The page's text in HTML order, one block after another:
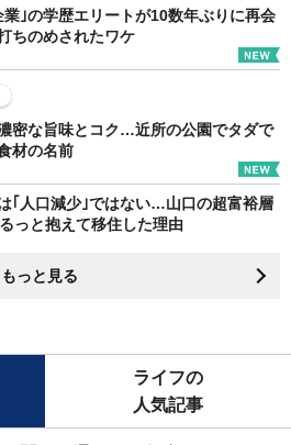
｣の学歴エリートが10数年ぶりに再会
ちのめされたワケ
密な旨味とコク…近所の公園でタダで
材の名前
｢人口減少｣ではない…山口の超富裕層
っと抱えて移住した理由
もっと見る
ライフの
人気記事